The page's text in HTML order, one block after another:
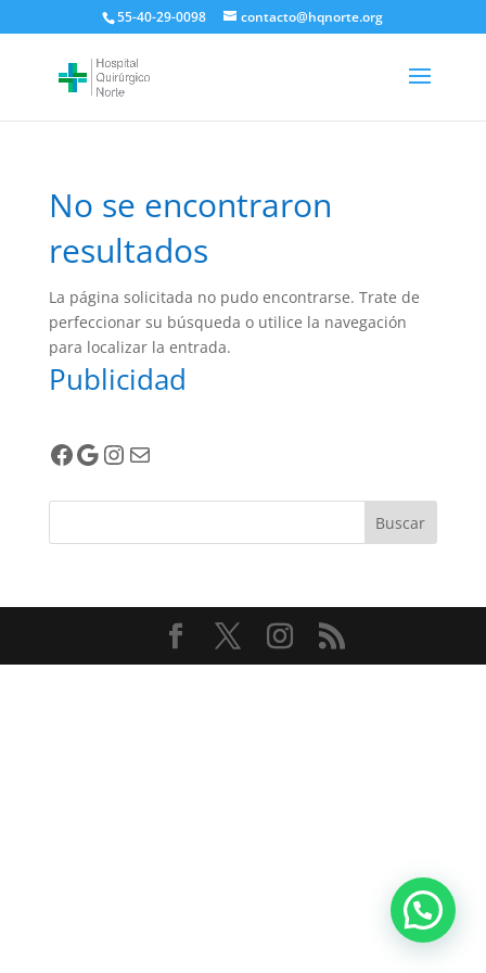
55-40-29-0098 contacto@hqnorte.org
No se encontraron
resultados
La página solicitada no pudo encontrarse. Trate de
perfeccionar su búsqueda o utilice la navegación
para localizar la entrada.
Publicidad
Facebook
Google
Instagram
Correo electrónico
Buscar